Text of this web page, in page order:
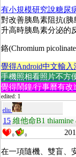
有小規模研究說糖尿
對改善胰島素阻抗(
升高時胰島素分泌的
鉻(Chromium
覺得Android中文輸
手機照相看照片不方
覺得鬧鐘/行事曆有
edited: 1
eliu
15 維他命B1
0 0
在一項隨機、雙盲、